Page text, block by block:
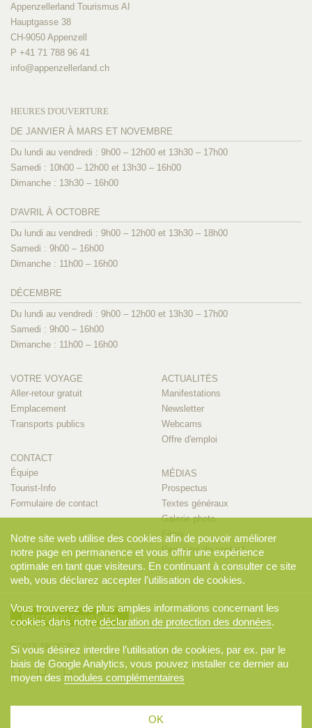
Appenzellerland Tourismus AI
Hauptgasse 38
CH-9050 Appenzell
P +41 71 788 96 41
info@appenzellerland.ch
HEURES D'OUVERTURE
DE JANVIER À MARS ET NOVEMBRE
Du lundi au vendredi : 9h00 – 12h00 et 13h30 – 17h00
Samedi : 10h00 – 12h00 et 13h30 – 16h00
Dimanche : 13h30 – 16h00
D'AVRIL À OCTOBRE
Du lundi au vendredi : 9h00 – 12h00 et 13h30 – 18h00
Samedi : 9h00 – 16h00
Dimanche : 11h00 – 16h00
DÉCEMBRE
Du lundi au vendredi : 9h00 – 12h00 et 13h30 – 17h00
Samedi : 9h00 – 16h00
Dimanche : 11h00 – 16h00
VOTRE VOYAGE
Aller-retour gratuit
Emplacement
Transports publics
CONTACT
Équipe
Tourist-Info
Formulaire de contact
ACTUALITÉS
Manifestations
Newsletter
Webcams
Offre d'emploi
MÉDIAS
Prospectus
Textes généraux
Galerie photo
Films
Personne de contact
Inscription newsletter
RESTE PROCHE
Déclaration de protection des données
Notre site web utilise des cookies afin de pouvoir améliorer
notre page en permanence et vous offrir une expérience
optimale en tant que visiteurs. En continuant à consulter ce site
web, vous déclarez accepter l’utilisation de cookies.
Vous trouverez de plus amples informations concernant les
cookies dans notredéclaration de protection des données.
Si vous désirez interdire l’utilisation de cookies, par ex. par le
biais de Google Analytics, vous pouvez installer ce dernier au
moyen des modules complémentaires
OK